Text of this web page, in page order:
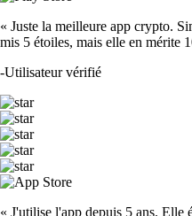
« Juste la meilleure app crypto.
mis 5 étoiles, mais elle en mérite
-Utilisateur vérifié
« J'utilise l'app depuis 5 ans. Elle